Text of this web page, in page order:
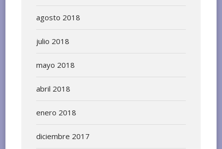
agosto 2018
julio 2018
mayo 2018
abril 2018
enero 2018
diciembre 2017